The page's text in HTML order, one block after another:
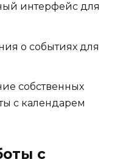
интерфейс для
о событиях для
собственных
с календарем
с